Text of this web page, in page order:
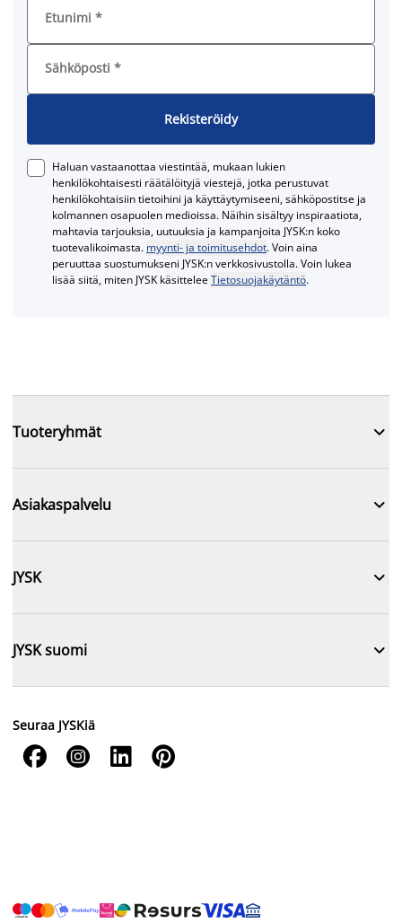
Etunimi *
Sähköposti *
Rekisteröidy
Haluan vastaanottaa viestintää, mukaan lukien
henkilökohtaisesti räätälöityjä viestejä, jotka perustuvat
henkilökohtaisiin tietoihini ja käyttäytymiseeni, sähköpostitse ja
kolmannen osapuolen medioissa. Näihin sisältyy inspiraatiota,
mahtavia tarjouksia, uutuuksia ja kampanjoita JYSK:n koko
tuotevalikoimasta. myynti- ja toimitusehdot. Voin aina
peruuttaa suostumukseni JYSK:n verkkosivustolla. Voin lukea
lisää siitä, miten JYSK käsitteleeTietosuojakäytäntö.
Tuoteryhmät 
Asiakaspalvelu 
JYSK 
JYSK suomi 
Seuraa JYSKiä
   